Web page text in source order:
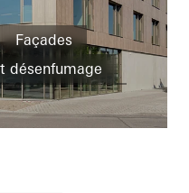
Façades
désenfumage
Germany